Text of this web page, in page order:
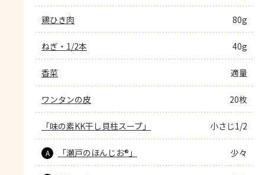
鶏ひき肉 80g
ねぎ・1/2本 40g
香菜 適量
ワンタンの皮 20枚
「味の素KK干し貝柱スープ」 小さじ1/2
A 「瀬戸のほんじお®」 少々